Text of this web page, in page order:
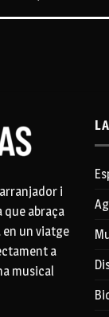
i
que abraça
en un viatge
a
musical